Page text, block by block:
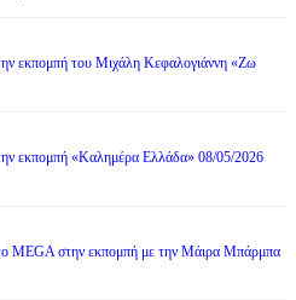
εκπομπή του Μιχάλη Κεφαλογιάννη «Ζω
εκπομπή «Καλημέρα Ελλάδα» 08/05/2026
MEGA στην εκπομπή με την Μάιρα Mπάρμπα